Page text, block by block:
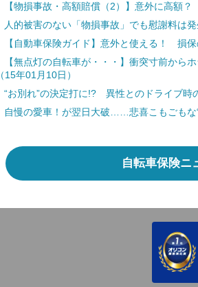
【物損事故・高額賠償（2）】意外に高額
人的被害のない「物損事故」でも慰謝料は発
【自動車保険ガイド】意外と使える！ 損保
【無点灯の自転車が・・・】衝突寸前から
（15年01月10日）
“お別れ”の決定打に!? 異性とのドライブ時
自慢の愛車！が翌日大破……悲喜こもごもな
自転車保険ニ